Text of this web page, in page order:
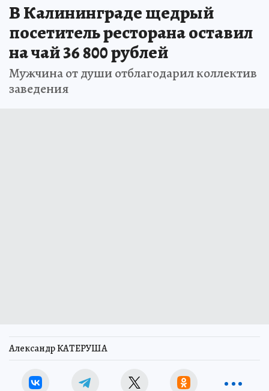
В Калининграде щедрый
посетитель ресторана оставил
на чай 36 800 рублей
Мужчина от души отблагодарил коллектив
заведения
Александр КАТЕРУША